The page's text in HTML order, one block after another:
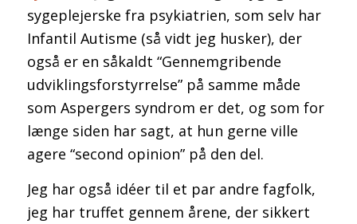
sygeplejerske fra psykiatrien, som selv har
Infantil Autisme (så vidt jeg husker), der
også er en såkaldt “Gennemgribende
udviklingsforstyrrelse” på samme måde
som Aspergers syndrom er det, og som for
længe siden har sagt, at hun gerne ville
agere “second opinion” på den del.
Jeg har også idéer til et par andre fagfolk,
jeg har truffet gennem årene, der sikkert